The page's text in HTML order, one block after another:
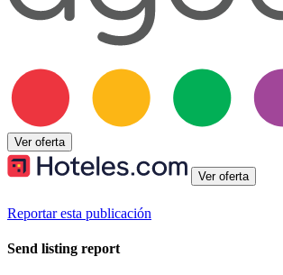
Ver oferta
Ver oferta
Reportar esta publicación
Send listing report